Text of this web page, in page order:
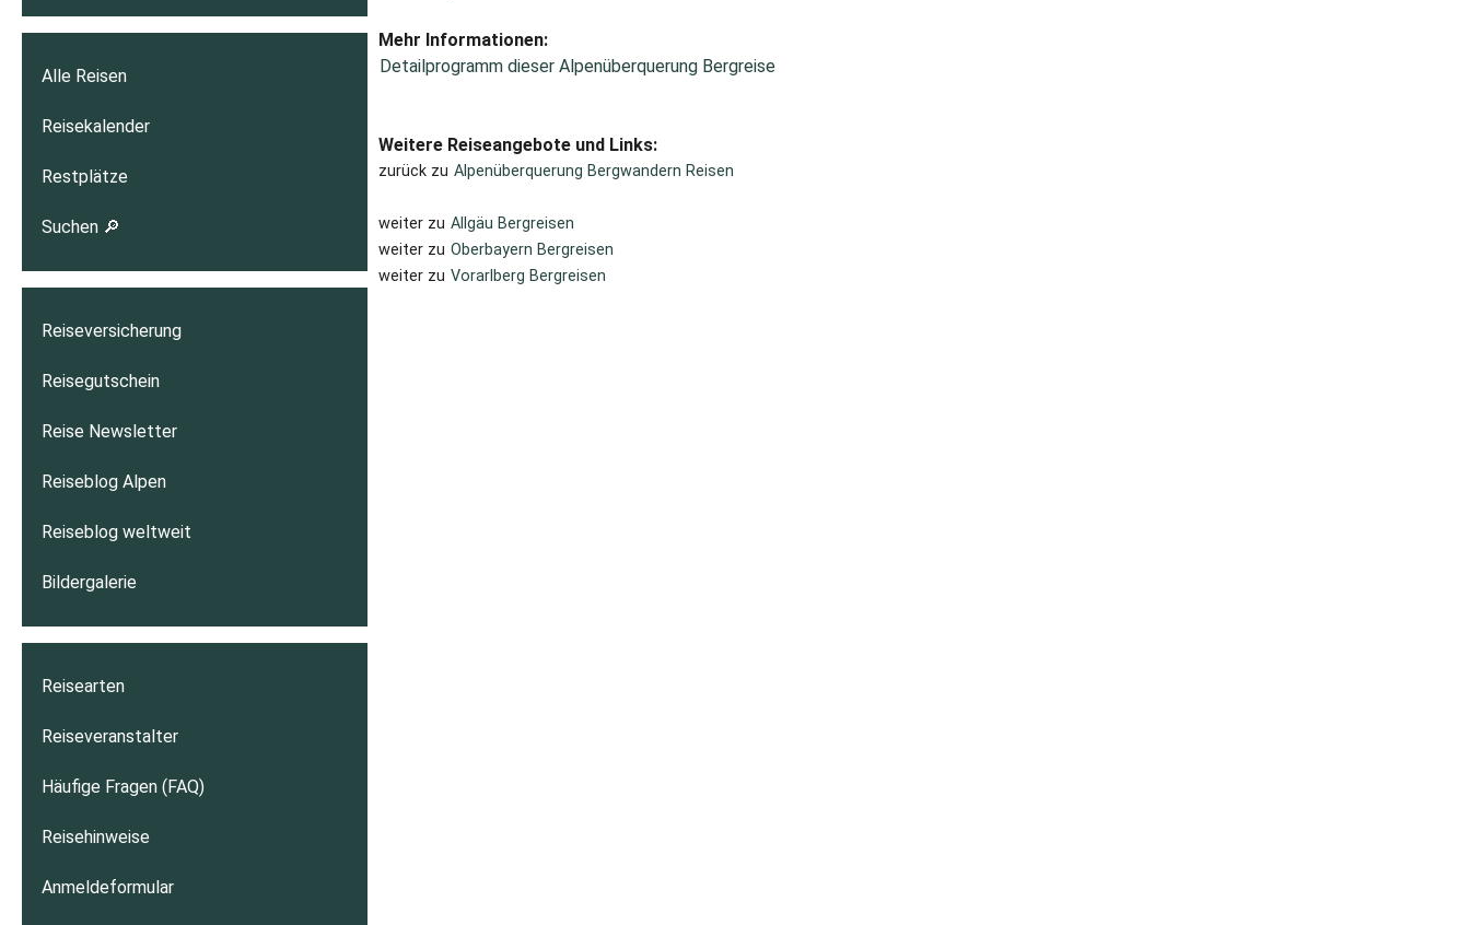
Mehr Informationen:
Detailprogramm dieser Alpenüberquerung Bergreise
Weitere Reiseangebote und Links:
zurück zu Alpenüberquerung Bergwandern Reisen
weiter zu Allgäu Bergreisen
weiter zu Oberbayern Bergreisen
weiter zu Vorarlberg Bergreisen
Alle Reisen
Reisekalender
Restplätze
Suchen 🔎
Reiseversicherung
Reisegutschein
Reise Newsletter
Reiseblog Alpen
Reiseblog weltweit
Bildergalerie
Reisearten
Reiseveranstalter
Häufige Fragen (FAQ)
Reisehinweise
Anmeldeformular